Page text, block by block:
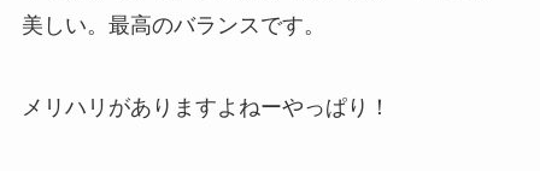
美しい。最高のバランスです。
メリハリがありますよねーやっぱり！